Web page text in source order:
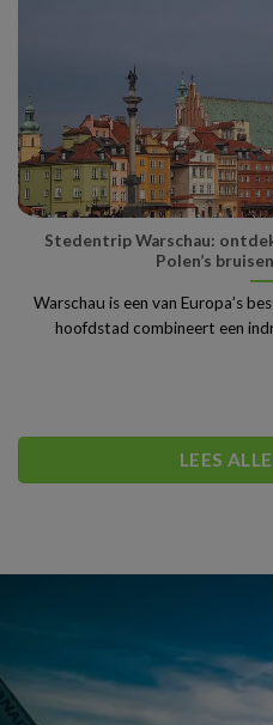
Stedentrip Warschau:
Polen’s
Warschau is een van Europa’s
hoofdstad combineert een
LEES